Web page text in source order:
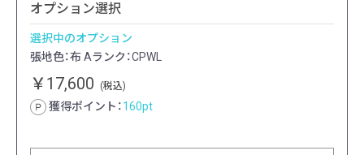
オプション選択
選択中のオプション
張地色：布 Aランク：CPWL
￥17,600 (税込)
獲得ポイント：160pt